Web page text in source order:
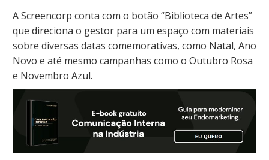
A Screencorp conta com o botão “Biblioteca de Artes”
que direciona o gestor para um espaço com materiais
sobre diversas datas comemorativas, como Natal, Ano
Novo e até mesmo campanhas como o Outubro Rosa
e Novembro Azul.